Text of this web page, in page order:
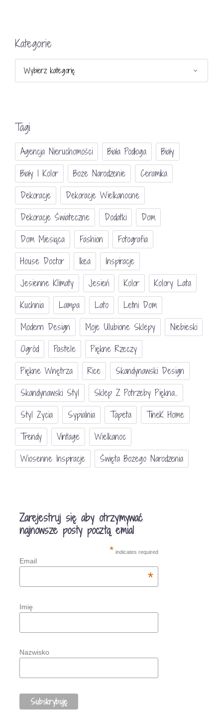
Kategorie
Tagi
Agencja Nieruchomości Biała Podłoga
Biały
Biały I Kolor
Boże Narodzenie
Ceramika
Dekoracje
Dekoracje Wielkanocne
Dekoracje Świateczne
Dodatki
Dom
Dom Miesiąca
Fashion
Fotografia
House Doctor
Ikea
Inspiracje
Jesienne Klimaty
Jesień Kolor
Kolory Lata
Kuchnia
Lampa Lato
Letni Dom
Modern Design
Moje Ulubione Sklepy
Niebieski
Ogród
Pastele
Piękne Rzeczy
Piękne Wnętrza
Rice
Skandynawski Design
Skandynawski Styl
Sklep Z Potrzeby Piękna...
Styl Życia
Sypialnia Tapeta
TineK Home
Trendy
Vintage
Wielkanoc
Wiosenne Inspiracje
Święta Bożego Narodzenia
Zarejestruj się aby otrzymywać
najnowsze posty pocztą emial
* indicates required
Email
*
Imię
Nazwisko